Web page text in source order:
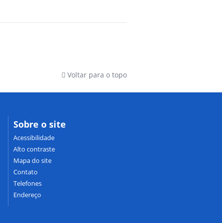
Voltar para o topo
Sobre o site
Acessibilidade
Alto contraste
Mapa do site
Contato
Telefones
Endereço